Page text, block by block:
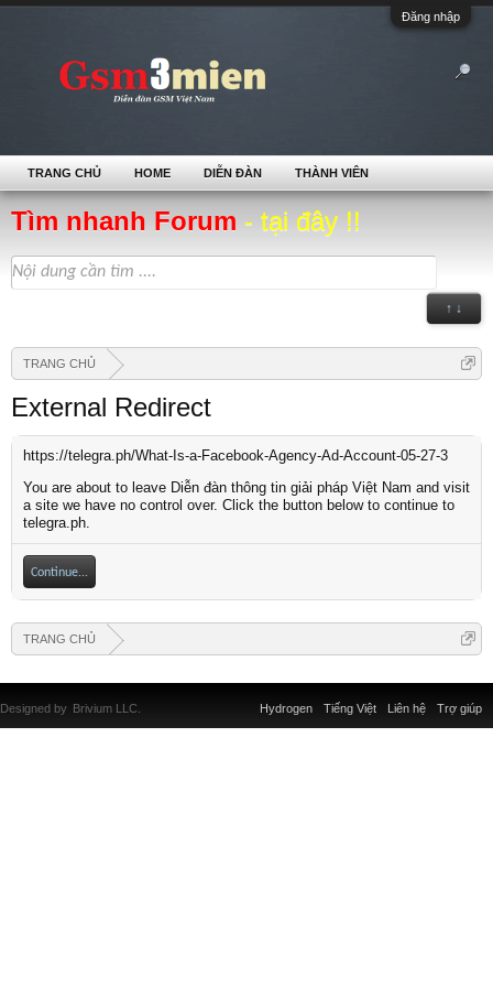
Đăng nhập
Tìm nhanh Forum - tại đây !!
↑ ↓
TRANG CHỦ
External Redirect
https://telegra.ph/What-Is-a-Facebook-Agency-Ad-Account-05-27-3
You are about to leave Diễn đàn thông tin giải pháp Việt Nam and visit
a site we have no control over. Click the button below to continue to
telegra.ph.
Continue...
TRANG CHỦ
TRANG CHỦ HOME DIỄN ĐÀN THÀNH VIÊN
Liên hệ Trợ giúp
Hydrogen Tiếng Việt
Designed by Brivium LLC.